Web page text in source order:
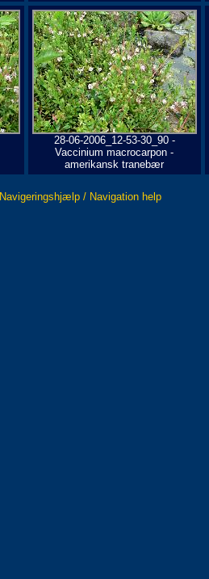
28-06-2006_12-53-30_90 -
Vaccinium macrocarpon -
amerikansk tranebær
Navigeringshjælp / Navigation help